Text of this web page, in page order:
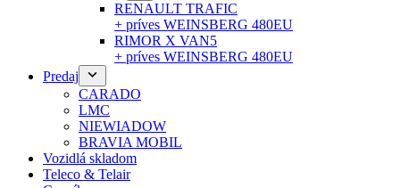
RENAULT TRAFIC
+ príves WEINSBERG 480EU
RIMOR X VAN5
+ príves WEINSBERG 480EU
Predaj
CARADO
LMC
NIEWIADOW
BRAVIA MOBIL
Vozidlá skladom
Teleco & Telair